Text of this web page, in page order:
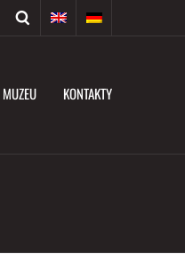
KONTAKTY